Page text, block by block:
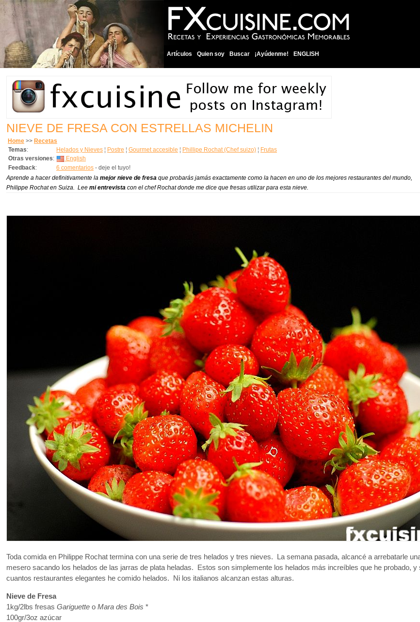
Artículos Quien soy Buscar ¡Ayúdenme! ENGLISH
NIEVE DE FRESA CON ESTRELLAS MICHELIN
Home >> Recetas
Temas: Helados y Nieves ¦ Postre ¦ Gourmet accesible ¦ Phillipe Rochat (Chef suizo) ¦ Frutas
Otras versiones:
English
Feedback: 6 comentarios - deje el tuyo!
Aprende a hacer definitivamente la mejor nieve de fresa que probarás jamás exactamente como la hacen en uno de los mejores restaurantes del mundo,
Philippe Rochat en Suiza. Lee mi entrevista con el chef Rochat donde me dice que fresas utilizar para esta nieve.
Toda comida en Philippe Rochat termina con una serie de tres helados y tres nieves. La semana pasada, alcancé a arrebatarle
mesero sacando los helados de las jarras de plata heladas. Estos son simplemente los helados más increíbles que he probado, y
cuantos restaurantes elegantes he comido helados. Ni los italianos alcanzan estas alturas.
Nieve de Fresa
1kg/2lbs fresas Gariguette o Mara des Bois *
100gr/3oz azúcar